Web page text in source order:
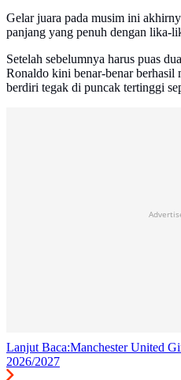
Gelar juara pada musim ini
panjang yang penuh dengan lika-
Setelah sebelumnya harus puas
Ronaldo kini benar-benar berhasil
berdiri tegak di puncak tertinggi
Lanjut Baca:Manchester United
2026/2027